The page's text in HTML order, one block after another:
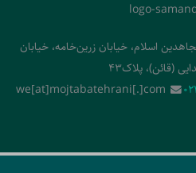
اسلام، خیابان زرین‌خامه، خیابان
(قائن)، پلاک43
we[at]mojtabatehrani[.]com